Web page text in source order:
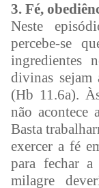
3. Fé,
Neste
percebe-se
ingredientes
divinas sejam
(Hb 11.6a).
não acontece
Basta
exercer a fé
para fechar
milagre